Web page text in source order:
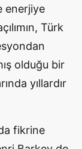
enerjiye
Türk
olduğu bir
yıllardır
fikrine